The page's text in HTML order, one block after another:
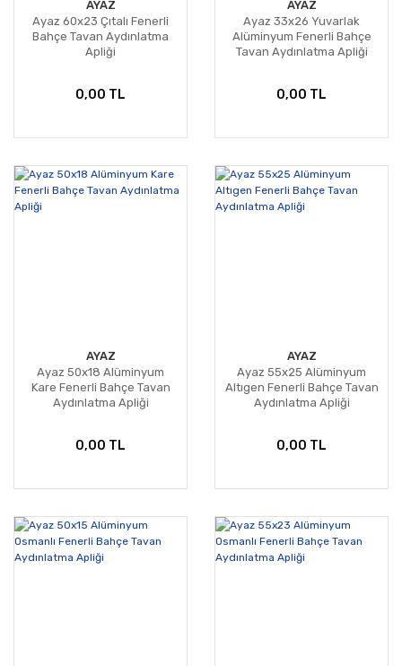
AYAZ
Ayaz 60x23 Çıtalı Fenerli
Bahçe Tavan Aydınlatma
Apliği
0,00 TL
AYAZ
Ayaz 33x26 Yuvarlak
Alüminyum Fenerli Bahçe
Tavan Aydınlatma Apliği
0,00 TL
AYAZ
Ayaz 50x18 Alüminyum
Kare Fenerli Bahçe Tavan
Aydınlatma Apliği
0,00 TL
AYAZ
Ayaz 55x25 Alüminyum
Altıgen Fenerli Bahçe Tavan
Aydınlatma Apliği
0,00 TL